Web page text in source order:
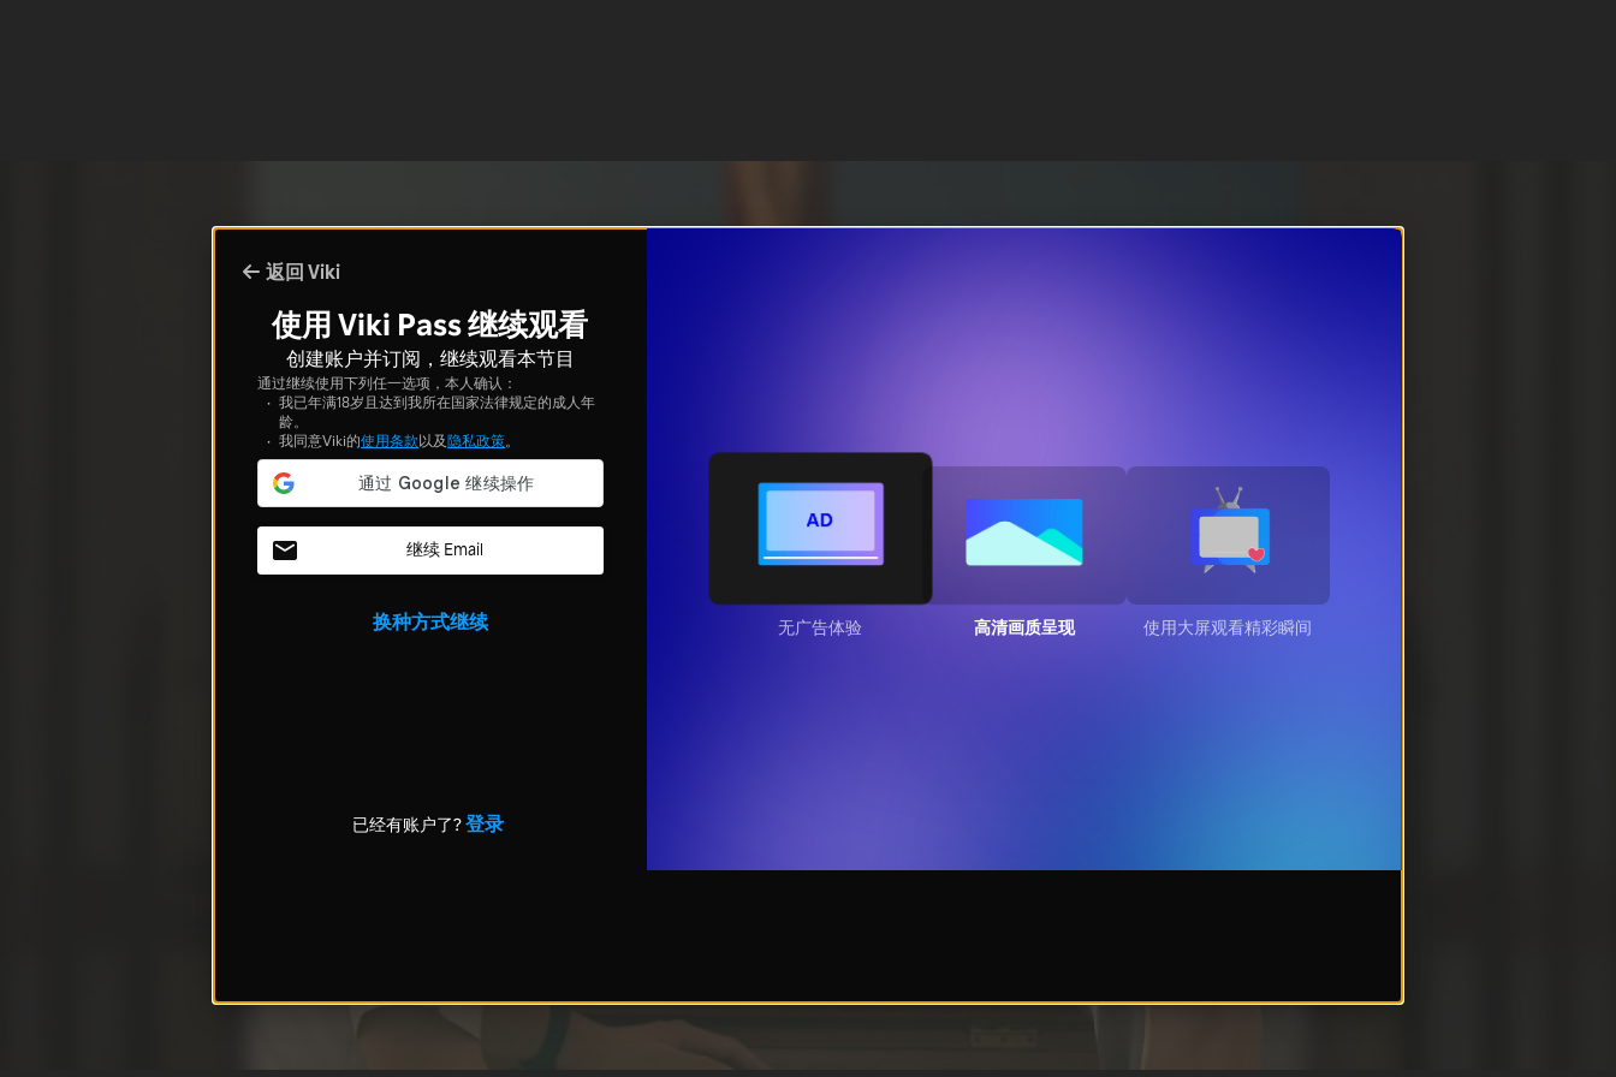
返回 Viki
使用 Viki Pass 继续观看
创建账户并订阅，继续观看本节目
通过继续使用下列任一选项，本人确认：
我已年满18岁且达到我所在国家法律规定的成人年
龄。
我同意Viki的使用条款以及隐私政策。
继续 Email
换种方式继续
已经有账户了?登录
无广告体验 高清画质呈现 使用大屏观看精彩瞬间